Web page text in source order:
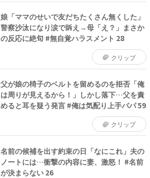
娘「ママのせいで友だちたくさん無くした」
警察沙汰になり涙で訴え→母「え？」まさか
の反応に絶句 #無自覚ハラスメント 28
クリップ
父が娘の椅子のベルトを留めるのを拒否「俺
は周りが見えるから！」しかし落下…父を責
めると耳を疑う発言 #俺は気配り上手パパ 59
クリップ
名前の候補を出す約束の日「なにこれ」夫の
ノートには…衝撃の内容に妻、激怒！ #名前
が決まらない 26